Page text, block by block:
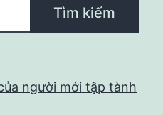
Tìm kiếm
người mới tập tành